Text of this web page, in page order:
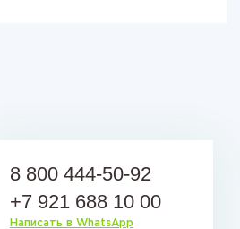
8 800 444-50-92
+7 921 688 10 00
Написать в WhatsApp